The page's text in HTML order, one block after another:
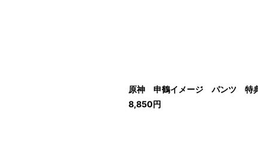
原神 申鶴イメージ パンツ 特
8,850円